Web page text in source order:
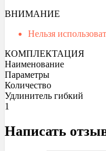
ВНИМАНИЕ
Нельзя
КОМПЛЕКТАЦИЯ
Наименование
Параметры
Количество
Удлинитель гибкий
1
Написать